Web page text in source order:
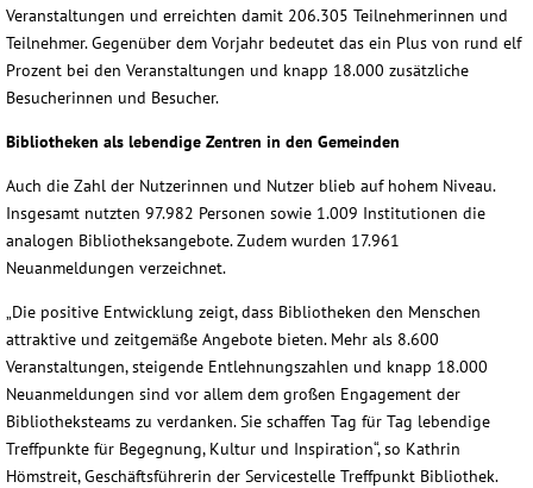
Veranstaltungen und erreichten damit 206.305 Teilnehmerinnen und
Teilnehmer. Gegenüber dem Vorjahr bedeutet das ein Plus von rund elf
Prozent bei den Veranstaltungen und knapp 18.000 zusätzliche
Besucherinnen und Besucher.
Bibliotheken als lebendige Zentren in den Gemeinden
Auch die Zahl der Nutzerinnen und Nutzer blieb auf hohem Niveau.
Insgesamt nutzten 97.982 Personen sowie 1.009 Institutionen die
analogen Bibliotheksangebote. Zudem wurden 17.961
Neuanmeldungen verzeichnet.
„Die positive Entwicklung zeigt, dass Bibliotheken den Menschen
attraktive und zeitgemäße Angebote bieten. Mehr als 8.600
Veranstaltungen, steigende Entlehnungszahlen und knapp 18.000
Neuanmeldungen sind vor allem dem großen Engagement der
Bibliotheksteams zu verdanken. Sie schaffen Tag für Tag lebendige
Treffpunkte für Begegnung, Kultur und Inspiration“, so Kathrin
Hömstreit, Geschäftsführerin der Servicestelle Treffpunkt Bibliothek.